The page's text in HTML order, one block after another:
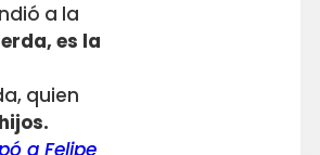
a la
es la
quien